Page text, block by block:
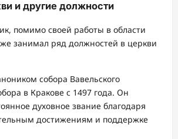
и другие должности
помимо своей работы в области
занимал ряд должностей в церкви
собора Вавельского
в Кракове с 1497 года. Он
духовное звание благодаря
достижениям и поддержке